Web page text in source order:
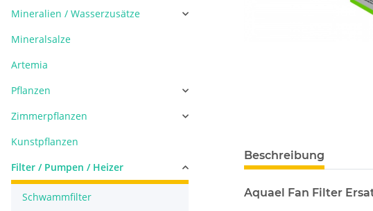
Beschreibung
Aquael Fan Filter
Mineralien / Wasserzusätze
Mineralsalze
Artemia
Pflanzen
Zimmerpflanzen
Kunstpflanzen
Filter / Pumpen / Heizer
Schwammfilter